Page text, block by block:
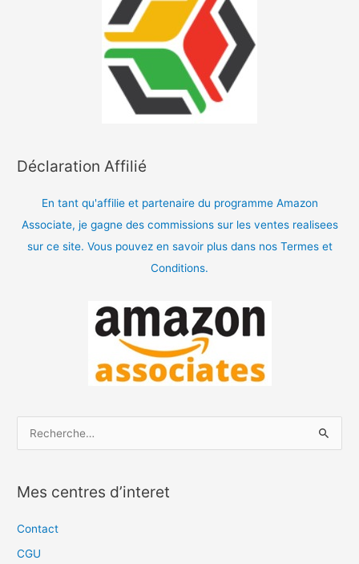
Déclaration Affilié
En tant qu'affilie et partenaire du programme Amazon
Associate, je gagne des commissions sur les ventes realisees
sur ce site. Vous pouvez en savoir plus dans nos Termes et
Conditions.
h
e
Mes centres d’interet
Contact
CGU